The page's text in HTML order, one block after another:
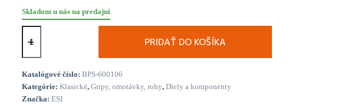
Skladom u nás na predajni
množstvo
Gripy
Chunky
-
red
60g
PRIDAŤ DO KOŠÍKA
Katalógové číslo: BPS-600106
Kategórie: Klasické, Gripy, omotávky, rohy, Diely a komponenty
Značka: ESI